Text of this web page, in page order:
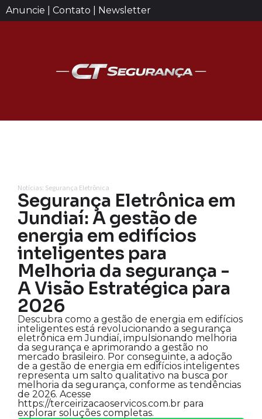
Anuncie | Contato | Newsletter
Notícias: Segurança Eletrônica
Segurança Eletrônica em
Jundiaí: A gestão de
energia em edifícios
inteligentes para
Melhoria da segurança -
A Visão Estratégica para
2026
Descubra como a gestão de energia em edifícios
inteligentes está revolucionando a segurança
eletrônica em Jundiaí, impulsionando melhoria
da segurança e aprimorando a gestão no
mercado brasileiro. Por conseguinte, a adoção
de a gestão de energia em edifícios inteligentes
representa um salto qualitativo na busca por
melhoria da segurança, conforme as tendências
de 2026. Acesse
https://terceirizacaoservicos.com.br para
explorar soluções completas.